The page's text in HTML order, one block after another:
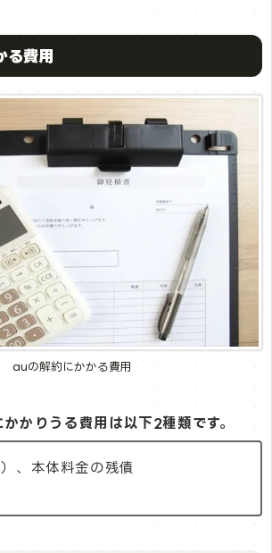
る費用
auの解約にかかる費用
かりうる費用は以下2種類です。
、本体料金の残債